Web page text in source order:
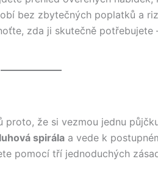
bez zbytečných poplatků a
zda ji skutečně potřebujete
že si vezmou jednu
spirála a vede k
pomocí tří jednoduchých